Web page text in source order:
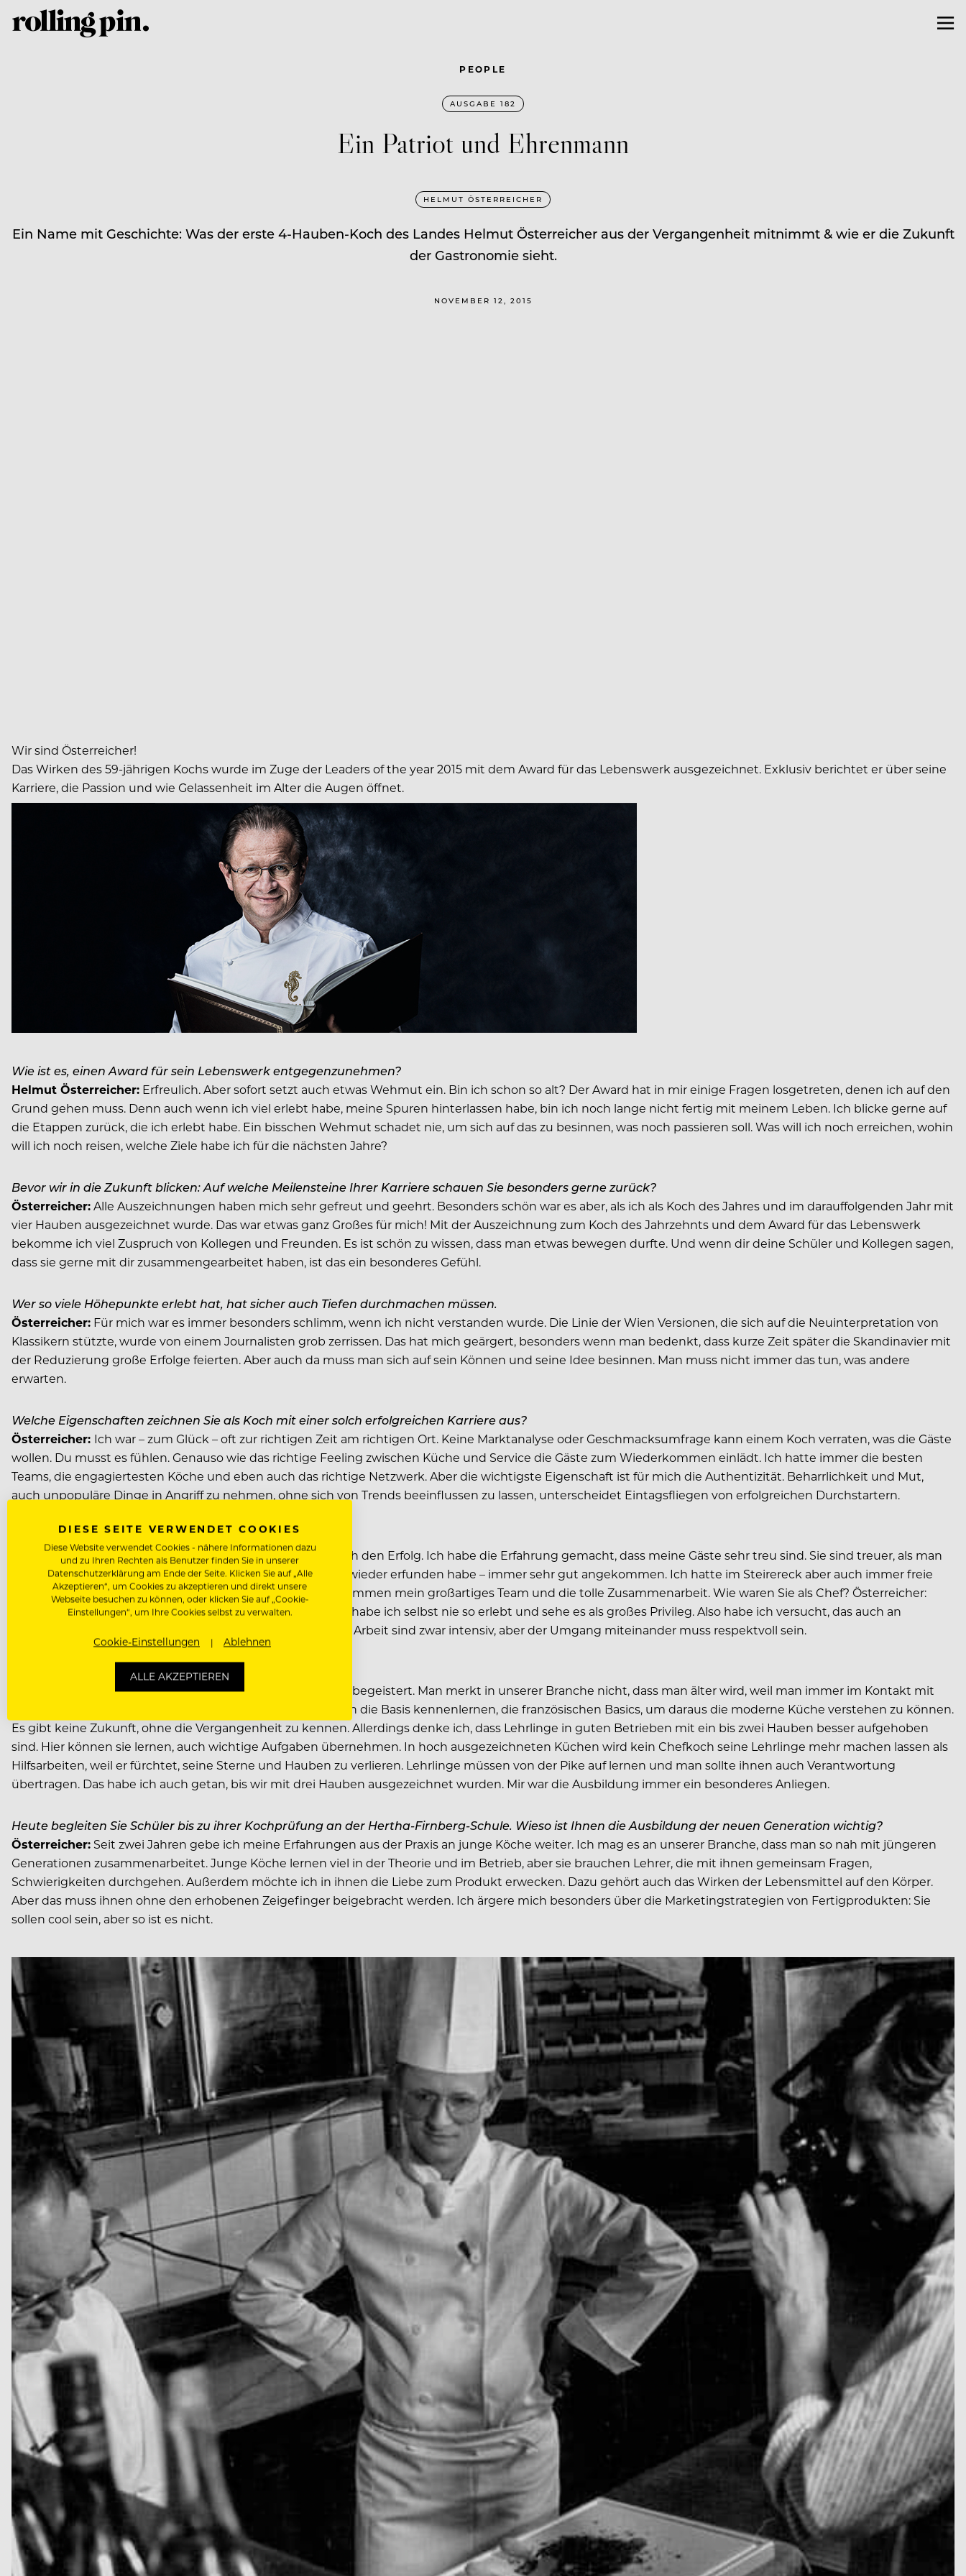
PEOPLE
AUSGABE 182
Ein Patriot und Ehrenmann
HELMUT ÖSTERREICHER
Ein Name mit Geschichte: Was der erste 4-Hauben-Koch des Landes Helmut Österreicher aus der Vergangenheit mitnimmt & wie er die Zukunft
der Gastronomie sieht.
NOVEMBER 12, 2015
Wir sind Österreicher!
Das Wirken des 59-jährigen Kochs wurde im Zuge der Leaders of the year 2015 mit dem Award für das Lebenswerk ausgezeichnet. Exklusiv berichtet er über seine
Karriere, die Passion und wie Gelassenheit im Alter die Augen öffnet.
Wie ist es, einen Award für sein Lebenswerk entgegenzunehmen?
Helmut Österreicher: Erfreulich. Aber sofort setzt auch etwas Wehmut ein. Bin ich schon so alt? Der Award hat in mir einige Fragen losgetreten, denen ich auf den
Grund gehen muss. Denn auch wenn ich viel erlebt habe, meine Spuren hinterlassen habe, bin ich noch lange nicht fertig mit meinem Leben. Ich blicke gerne auf
die Etappen zurück, die ich erlebt habe. Ein bisschen Wehmut schadet nie, um sich auf das zu besinnen, was noch passieren soll. Was will ich noch erreichen, wohin
will ich noch reisen, welche Ziele habe ich für die nächsten Jahre?
Bevor wir in die Zukunft blicken: Auf welche Meilensteine Ihrer Karriere schauen Sie besonders gerne zurück?
Österreicher:Alle Auszeichnungen haben mich sehr gefreut und geehrt. Besonders schön war es aber, als ich als Koch des Jahres und im darauffolgenden Jahr mit
vier Hauben ausgezeichnet wurde. Das war etwas ganz Großes für mich! Mit der Auszeichnung zum Koch des Jahrzehnts und dem Award für das Lebenswerk
bekomme ich viel Zuspruch von Kollegen und Freunden. Es ist schön zu wissen, dass man etwas bewegen durfte. Und wenn dir deine Schüler und Kollegen sagen,
dass sie gerne mit dir zusammengearbeitet haben, ist das ein besonderes Gefühl.
Wer so viele Höhepunkte erlebt hat, hat sicher auch Tiefen durchmachen müssen.
Österreicher: Für mich war es immer besonders schlimm, wenn ich nicht verstanden wurde. Die Linie der Wien Versionen, die sich auf die Neuinterpretation von
Klassikern stützte, wurde von einem Journalisten grob zerrissen. Das hat mich geärgert, besonders wenn man bedenkt, dass kurze Zeit später die Skandinavier mit
der Reduzierung große Erfolge feierten. Aber auch da muss man sich auf sein Können und seine Idee besinnen. Man muss nicht immer das tun, was andere
erwarten.
Welche Eigenschaften zeichnen Sie als Koch mit einer solch erfolgreichen Karriere aus?
Österreicher: Ich war – zum Glück – oft zur richtigen Zeit am richtigen Ort. Keine Marktanalyse oder Geschmacksumfrage kann einem Koch verraten, was die Gäste
wollen. Du musst es fühlen. Genauso wie das richtige Feeling zwischen Küche und Service die Gäste zum Wiederkommen einlädt. Ich hatte immer die besten
Teams, die engagiertesten Köche und eben auch das richtige Netzwerk. Aber die wichtigste Eigenschaft ist für mich die Authentizität. Beharrlichkeit und Mut,
auch unpopuläre Dinge in Angriff zu nehmen, ohne sich von Trends beeinflussen zu lassen, unterscheidet Eintagsfliegen von erfolgreichen Durchstartern.
Welche Rolle spielen die Gäste in Ihrer Karriere?
Österreicher:Natürlich bringt der Gästekreis Geld und auch den Erfolg. Ich habe die Erfahrung gemacht, dass meine Gäste sehr treu sind. Sie sind treuer, als man
es erwartet. Meine Küche ist – auch wenn ich mich immer wieder erfunden habe – immer sehr gut angekommen. Ich hatte im Steirereck aber auch immer freie
Hand und Möglichkeiten, mich selbst zu entfalten. Dazu kommen mein großartiges Team und die tolle Zusammenarbeit. Wie waren Sie als Chef? Österreicher:
Aggressivität und lautes Geschrei gab es bei mir nicht. Das habe ich selbst nie so erlebt und sehe es als großes Privileg. Also habe ich versucht, das auch an
Jungköche und Lehrlinge weiterzugeben. Ausbildung und Arbeit sind zwar intensiv, aber der Umgang miteinander muss respektvoll sein.
Haben Sie gerne Lehrlinge ausgebildet?
Die jungen Köche haben mich schon immer begeistert. Man merkt in unserer Branche nicht, dass man älter wird, weil man immer im Kontakt mit
jüngeren Menschen ist und bleibt. Junge Lehrlinge müssen die Basis kennenlernen, die französischen Basics, um daraus die moderne Küche verstehen zu können.
Es gibt keine Zukunft, ohne die Vergangenheit zu kennen. Allerdings denke ich, dass Lehrlinge in guten Betrieben mit ein bis zwei Hauben besser aufgehoben
sind. Hier können sie lernen, auch wichtige Aufgaben übernehmen. In hoch ausgezeichneten Küchen wird kein Chefkoch seine Lehrlinge mehr machen lassen als
Hilfsarbeiten, weil er fürchtet, seine Sterne und Hauben zu verlieren. Lehrlinge müssen von der Pike auf lernen und man sollte ihnen auch Verantwortung
übertragen. Das habe ich auch getan, bis wir mit drei Hauben ausgezeichnet wurden. Mir war die Ausbildung immer ein besonderes Anliegen.
Heute begleiten Sie Schüler bis zu ihrer Kochprüfung an der Hertha-Firnberg-Schule. Wieso ist Ihnen die Ausbildung der neuen Generation wichtig?
Österreicher: Seit zwei Jahren gebe ich meine Erfahrungen aus der Praxis an junge Köche weiter. Ich mag es an unserer Branche, dass man so nah mit jüngeren
Generationen zusammenarbeitet. Junge Köche lernen viel in der Theorie und im Betrieb, aber sie brauchen Lehrer, die mit ihnen gemeinsam Fragen,
Schwierigkeiten durchgehen. Außerdem möchte ich in ihnen die Liebe zum Produkt erwecken. Dazu gehört auch das Wirken der Lebensmittel auf den Körper.
Aber das muss ihnen ohne den erhobenen Zeigefinger beigebracht werden. Ich ärgere mich besonders über die Marketingstrategien von Fertigprodukten: Sie
sollen cool sein, aber so ist es nicht.
DIESE SEITE VERWENDET COOKIES
Diese Website verwendet Cookies - nähere Informationen dazu
und zu Ihren Rechten als Benutzer finden Sie in unserer
Datenschutzerklärung am Ende der Seite. Klicken Sie auf „Alle
Akzeptieren“, um Cookies zu akzeptieren und direkt unsere
Webseite besuchen zu können, oder klicken Sie auf „Cookie-
Einstellungen“, um Ihre Cookies selbst zu verwalten.
Cookie-Einstellungen Ablehnen
ALLE AKZEPTIEREN